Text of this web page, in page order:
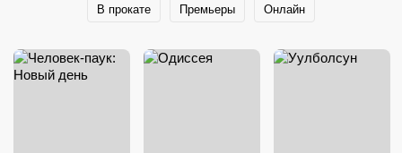
В прокате Премьеры Онлайн